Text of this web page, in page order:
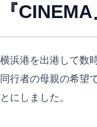
『CINEMA
横浜港を出港して数
同行者の母親の希望
とにしました。